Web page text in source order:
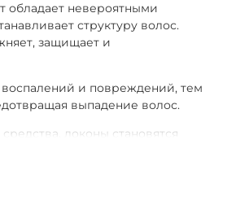
обладает невероятными
структуру волос.
защищает и
и повреждений, тем
выпадение волос.
локоны становятся
они обретают
продукт, который